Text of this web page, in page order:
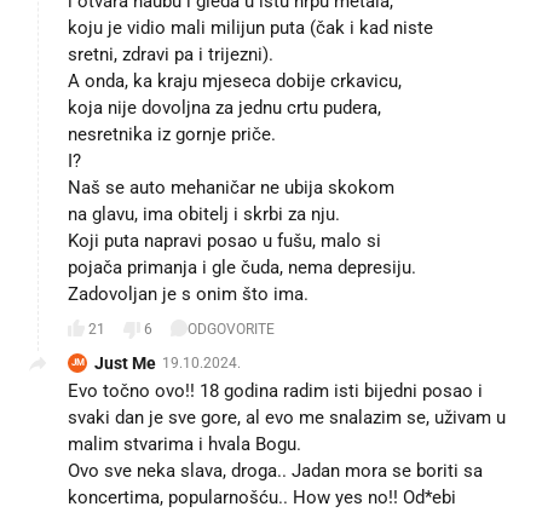
koju je vidio mali milijun puta (čak i kad niste
sretni, zdravi pa i trijezni).
A onda, ka kraju mjeseca dobije crkavicu,
koja nije dovoljna za jednu crtu pudera,
nesretnika iz gornje priče.
I?
Naš se auto mehaničar ne ubija skokom
na glavu, ima obitelj i skrbi za nju.
Koji puta napravi posao u fušu, malo si
pojača primanja i gle čuda, nema depresiju.
Zadovoljan je s onim što ima.
21 6 ODGOVORITE
JM Just Me 19.10.2024.
Evo točno ovo!! 18 godina radim isti bijedni posao i
svaki dan je sve gore, al evo me snalazim se, uživam u
malim stvarima i hvala Bogu.
Ovo sve neka slava, droga.. Jadan mora se boriti sa
koncertima, popularnošću.. How yes no!! Od*ebi